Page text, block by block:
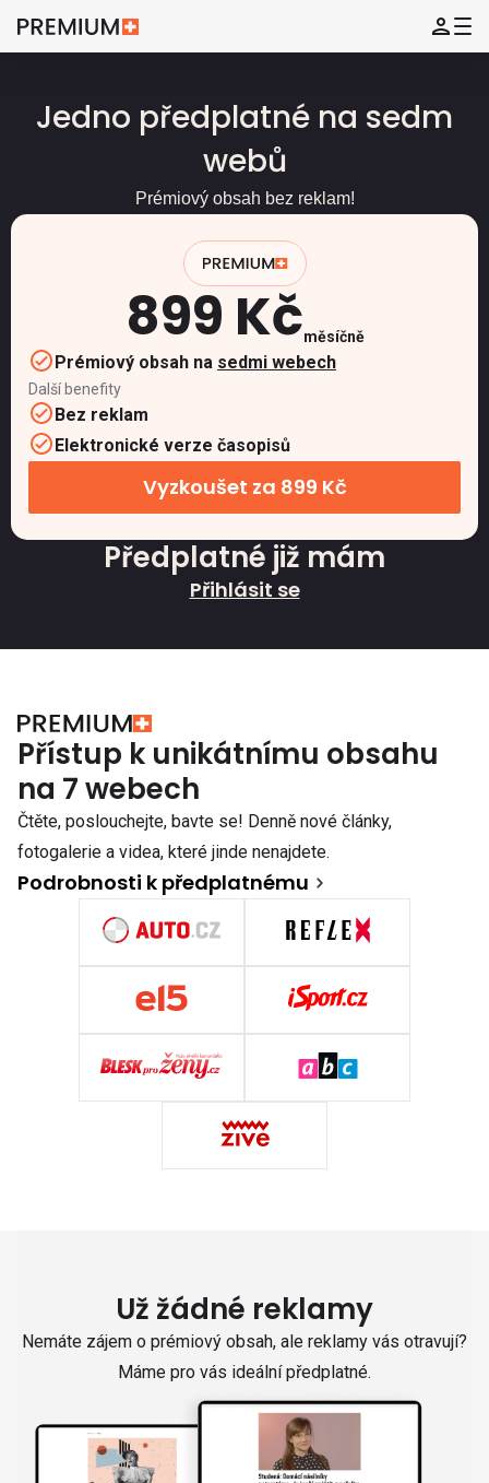
Jedno předplatné na sedm
webů
Prémiový obsah bez reklam!
899 Kčměsíčně
Prémiový obsah na sedmi webech
Další benefity
Bez reklam
Elektronické verze časopisů
Vyzkoušet za 899 Kč
Předplatné již mám
Přihlásit se
Přístup k unikátnímu obsahu
na 7 webech
Čtěte, poslouchejte, bavte se! Denně nové články,
fotogalerie a videa, které jinde nenajdete.
Podrobnosti k předplatnému
Už žádné reklamy
Nemáte zájem o prémiový obsah, ale reklamy vás otravují?
Máme pro vás ideální předplatné.